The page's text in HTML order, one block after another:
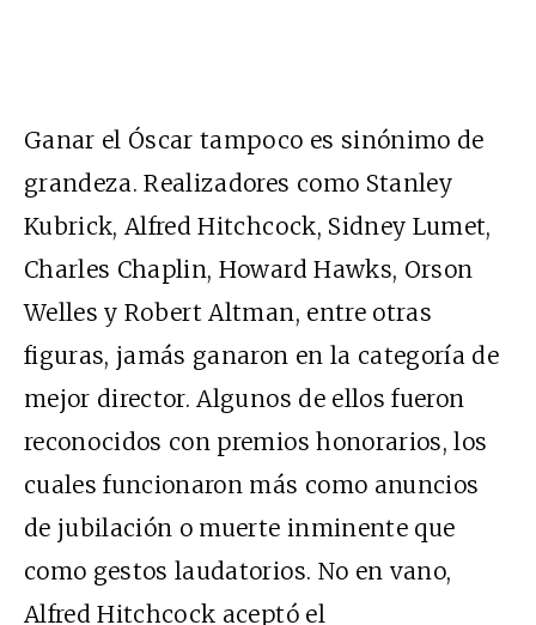
Ganar el Óscar tampoco es sinónimo de
grandeza. Realizadores como Stanley
Kubrick, Alfred Hitchcock, Sidney Lumet,
Charles Chaplin, Howard Hawks, Orson
Welles y Robert Altman, entre otras
figuras, jamás ganaron en la categoría de
mejor director. Algunos de ellos fueron
reconocidos con premios honorarios, los
cuales funcionaron más como anuncios
de jubilación o muerte inminente que
como gestos laudatorios. No en vano,
Alfred Hitchcock aceptó el